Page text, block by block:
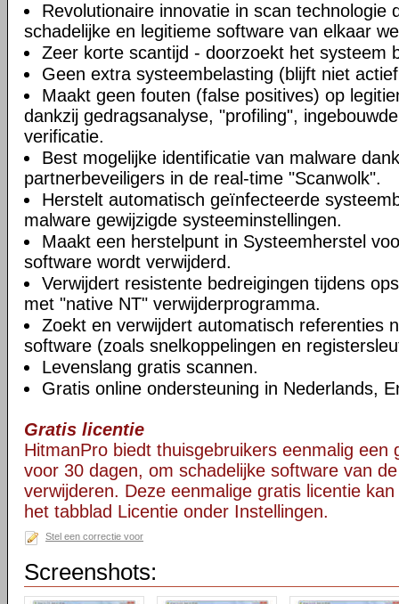
Revolutionaire innovatie in scan technologie
schadelijke en legitieme software van elkaar
Zeer korte scantijd - doorzoekt het systeem
Geen extra systeembelasting (blijft niet
Maakt geen fouten (false positives) op
dankzij gedragsanalyse, "profiling",
verificatie.
Best mogelijke identificatie van malware
partnerbeveiligers in de real-time "Scanwolk".
Herstelt automatisch geïnfecteerde
malware gewijzigde systeeminstellingen.
Maakt een herstelpunt in Systeemherstel
software wordt verwijderd.
Verwijdert resistente bedreigingen tijdens
met "native NT" verwijderprogramma.
Zoekt en verwijdert automatisch referenties
software (zoals snelkoppelingen en
Levenslang gratis scannen.
Gratis online ondersteuning in Nederlands,
Gratis licentie
HitmanPro biedt thuisgebruikers eenmalig een
voor 30 dagen, om schadelijke software van
verwijderen. Deze eenmalige gratis licentie
het tabblad Licentie onder Instellingen.
Stel een correctie voor
Screenshots: